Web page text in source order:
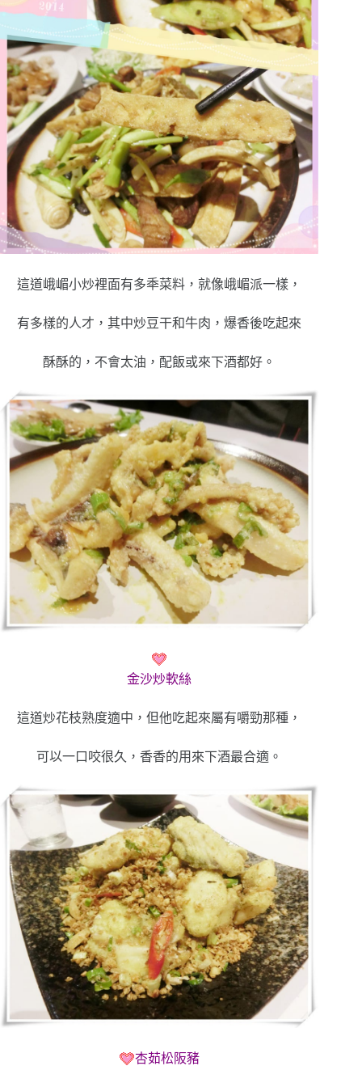
這道峨嵋小炒裡面有多秊菜料，就像峨嵋派一樣，
有多樣的人才，其中炒豆干和牛肉，爆香後吃起來
酥酥的，不會太油，配飯或來下酒都好。
金沙炒軟絲
這道炒花枝熟度適中，但他吃起來屬有嚼勁那種，
可以一口咬很久，香香的用來下酒最合適。
杏茹松阪豬